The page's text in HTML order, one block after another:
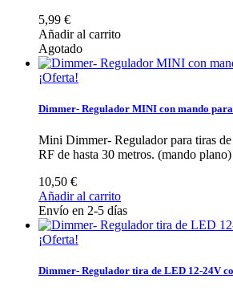
5,99 €
Añadir al carrito
Agotado
¡Oferta!
Dimmer- Regulador MINI con mando
Mini Dimmer- Regulador para tiras
RF de hasta 30 metros. (mando
10,50 €
Añadir al carrito
Envío en 2-5 días
¡Oferta!
Dimmer- Regulador tira de LED 12-24V